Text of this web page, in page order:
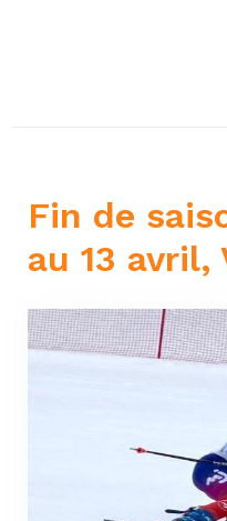
Fin de
au 13 avril,